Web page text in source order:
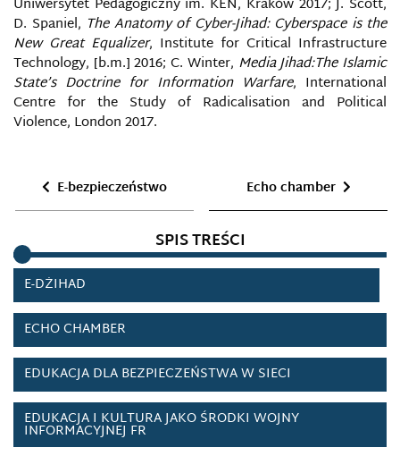
Uniwersytet Pedagogiczny im. KEN, Kraków 2017; J. Scott,
D. Spaniel, The Anatomy of Cyber-Jihad: Cyberspace is the
New Great Equalizer, Institute for Critical Infrastructure
Technology, [b.m.] 2016; C. Winter, Media Jihad:The Islamic
State’s Doctrine for Information Warfare, International
Centre for the Study of Radicalisation and Political
Violence, London 2017.
E-bezpieczeństwo Echo chamber
SPIS TREŚCI
DOWÓDZTWO OPERACJI CYBERNETYCZNYCH
STANÓW ZJEDNOCZONYCH
DOWÓDZTWO PRZESTRZENI CYBERNETYCZNEJ I
INFORMACYJNEJ NIEMIEC
DRONY ROZPOZNAWCZE
E-BEZPIECZEŃSTWO
E-DŻIHAD
ECHO CHAMBER
EDUKACJA DLA BEZPIECZEŃSTWA W SIECI
EDUKACJA I KULTURA JAKO ŚRODKI WOJNY
INFORMACYJNEJ FR